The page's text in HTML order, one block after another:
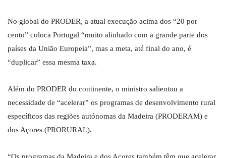
No global do PRODER, a atual execução acima dos “20 por
cento” coloca Portugal “muito alinhado com a grande parte dos
países da União Europeia”, mas a meta, até final do ano, é
“duplicar” essa mesma taxa.
Além do PRODER do continente, o ministro salientou a
necessidade de “acelerar” os programas de desenvolvimento rural
específicos das regiões autónomas da Madeira (PRODERAM) e
dos Açores (PRORURAL).